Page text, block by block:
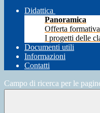
Didattica
Panoramica
Offerta formativa
I progetti delle
Documenti utili
Informazioni
Contatti
Campo di ricerca per le